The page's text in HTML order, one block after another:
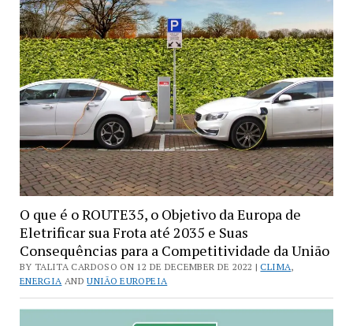
para
Transição
Verde
do
Mundo
em
Direção
a
Energias
Sustentáveis
O que é o ROUTE35, o Objetivo da Europa de
Eletrificar sua Frota até 2035 e Suas
Consequências para a Competitividade da União
BY TALITA CARDOSO ON 12 DE DECEMBER DE 2022 |CLIMA,
ENERGIA ANDUNIÃO EUROPEIA